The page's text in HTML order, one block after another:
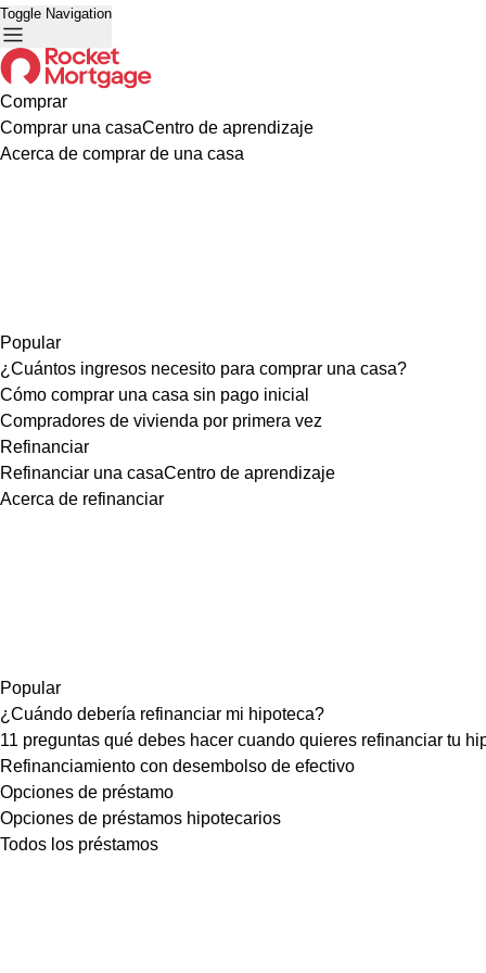
Toggle Navigation
Comprar
Comprar una casaCentro de aprendizaje
Acerca de comprar de una casa
Popular
¿Cuántos ingresos necesito para comprar una casa?
Cómo comprar una casa sin pago inicial
Compradores de vivienda por primera vez
Refinanciar
Refinanciar una casaCentro de aprendizaje
Acerca de refinanciar
Popular
¿Cuándo debería refinanciar mi hipoteca?
11 preguntas qué debes hacer cuando quieres refinanciar tu
Refinanciamiento con desembolso de efectivo
Opciones de préstamo
Opciones de préstamos hipotecarios
Todos los préstamos